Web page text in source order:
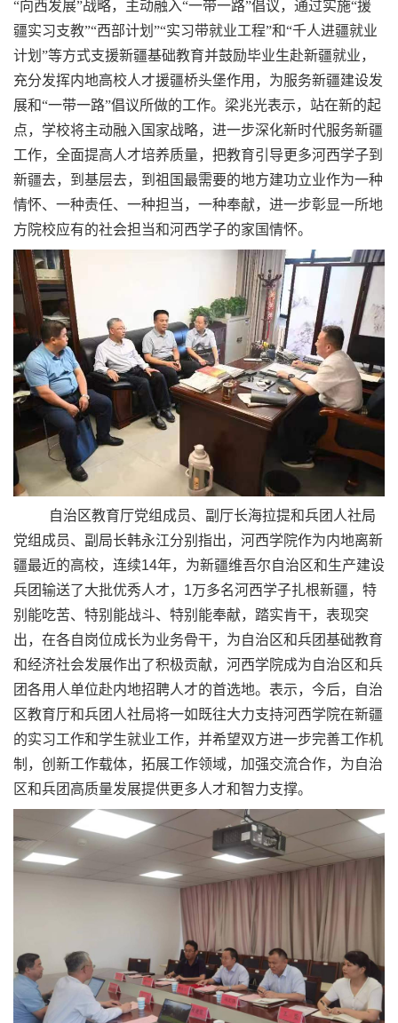
“向西发展”战略，主动融入“一带一路”倡议，通过实施“援
疆实习支教”“西部计划”“实习带就业工程”和“千人进疆就业
计划”等方式支援新疆基础教育并鼓励毕业生赴新疆就业，
充分发挥内地高校人才援疆桥头堡作用，为服务新疆建设发
展和“一带一路”倡议所做的工作。梁兆光表示，站在新的起
点，学校将主动融入国家战略，进一步深化新时代服务新疆
工作，全面提高人才培养质量，把教育引导更多河西学子到
新疆去，到基层去，到祖国最需要的地方建功立业作为一种
情怀、一种责任、一种担当，一种奉献，进一步彰显一所地
方院校应有的社会担当和河西学子的家国情怀。
自治区教育厅党组成员、副厅长海拉提和兵团人社局
党组成员、副局长韩永江分别指出，河西学院作为内地离新
疆最近的高校，连续14年，为新疆维吾尔自治区和生产建设
兵团输送了大批优秀人才， 1万多名河西学子扎根新疆，特
别能吃苦、特别能战斗、特别能奉献，踏实肯干，表现突
出，在各自岗位成长为业务骨干，为自治区和兵团基础教育
和经济社会发展作出了积极贡献，河西学院成为自治区和兵
团各用人单位赴内地招聘人才的首选地。表示，今后，自治
区教育厅和兵团人社局将一如既往大力支持河西学院在新疆
的实习工作和学生就业工作，并希望双方进一步完善工作机
制，创新工作载体，拓展工作领域，加强交流合作，为自治
区和兵团高质量发展提供更多人才和智力支撑。